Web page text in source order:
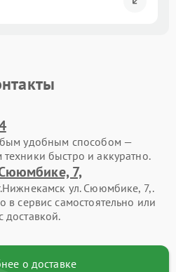
удобным способом —
быстро и аккуратно.
7,
ул. Сююмбике, 7,.
в сервис самостоятельно или
доставкой.
о доставке